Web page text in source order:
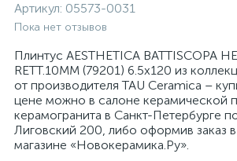
Артикул: 05573-0031
Пока нет отзывов
Плинтус AESTHETICA BATTISCOPA
RETT.10MM (79201) 6.5x120 из
от производителя TAU Ceramica –
цене можно в салоне керамической
керамогранита в Санкт-Петербурге
Лиговский 200, либо оформив заказ
магазине «Новокерамика.Ру».